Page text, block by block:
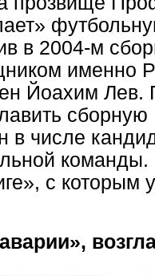
в 2004-м
именно
Йоахим Лев.
в числе
с которым